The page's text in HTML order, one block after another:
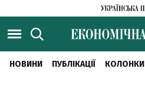
НОВИНИ ПУБЛІКАЦІЇ КОЛОНКИ